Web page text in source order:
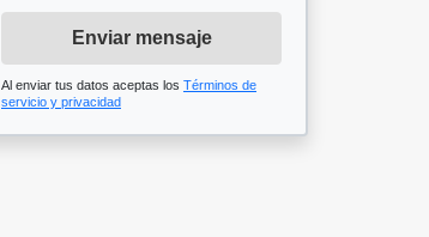
Enviar mensaje
Al enviar tus datos aceptas los Términos de
servicio y privacidad